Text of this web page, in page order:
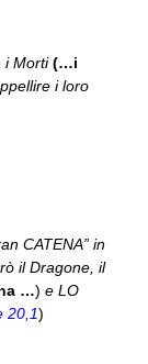
i Morti(…i
i loro
CATENA” in
il Dragone, il
…) e LO
20,1)